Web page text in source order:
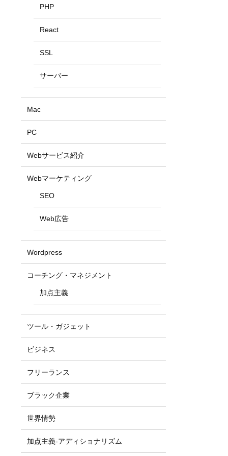
PHP
React
SSL
サーバー
Mac
PC
Webサービス紹介
Webマーケティング
SEO
Web広告
Wordpress
コーチング・マネジメント
加点主義
ツール・ガジェット
ビジネス
フリーランス
ブラック企業
世界情勢
加点主義-アディショナリズム